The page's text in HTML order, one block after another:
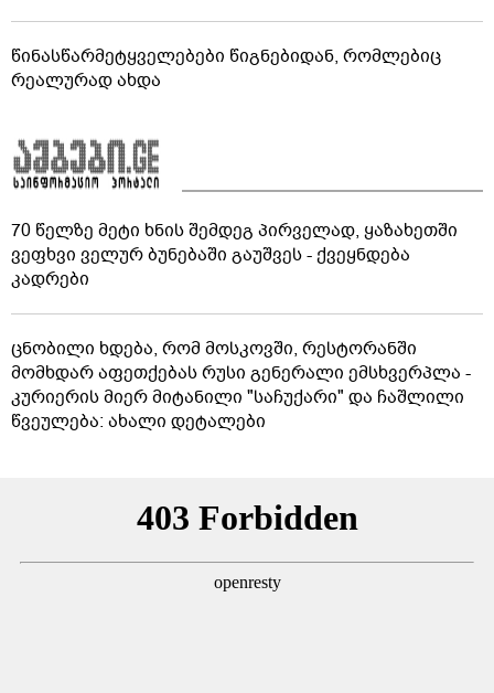
წინასწარმეტყველებები წიგნებიდან, რომლებიც
რეალურად ახდა
70 წელზე მეტი ხნის შემდეგ პირველად, ყაზახეთში
ვეფხვი ველურ ბუნებაში გაუშვეს - ქვეყნდება
კადრები
ცნობილი ხდება, რომ მოსკოვში, რესტორანში
მომხდარ აფეთქებას რუსი გენერალი ემსხვერპლა -
კურიერის მიერ მიტანილი "საჩუქარი" და ჩაშლილი
წვეულება: ახალი დეტალები